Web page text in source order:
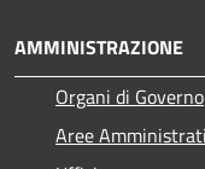
AMMINISTRAZIONE
Organi di Governo
Aree